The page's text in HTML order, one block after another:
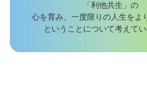
「利他共生」の
心を育み、一度限りの人生をよ
ということについて考えてい